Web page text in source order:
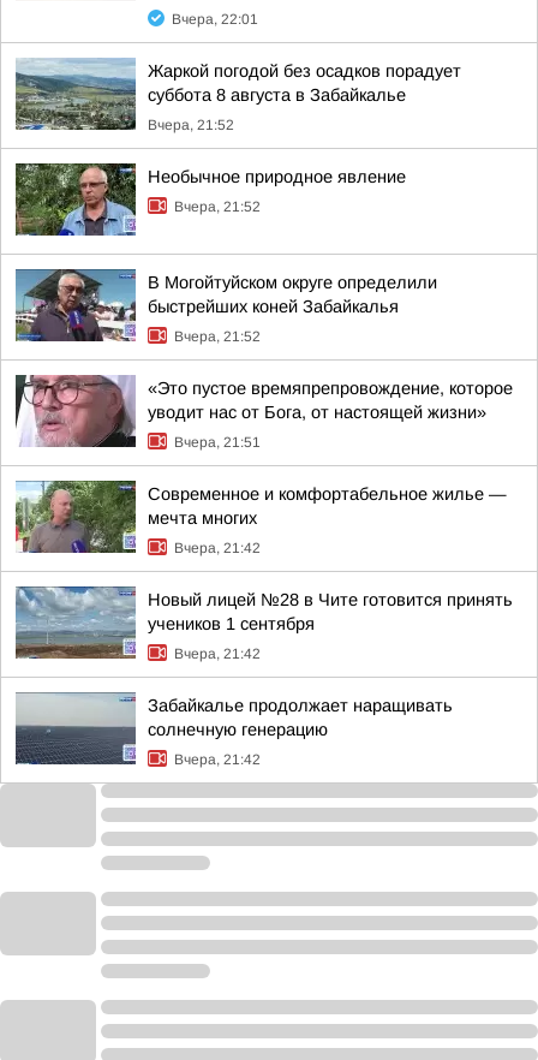
Вчера, 22:01
Жаркой погодой без осадков порадует
суббота 8 августа в Забайкалье
Вчера, 21:52
Необычное природное явление
Вчера, 21:52
В Могойтуйском округе определили
быстрейших коней Забайкалья
Вчера, 21:52
«Это пустое времяпрепровождение, которое
уводит нас от Бога, от настоящей жизни»
Вчера, 21:51
Современное и комфортабельное жилье —
мечта многих
Вчера, 21:42
Новый лицей №28 в Чите готовится принять
учеников 1 сентября
Вчера, 21:42
Забайкалье продолжает наращивать
солнечную генерацию
Вчера, 21:42